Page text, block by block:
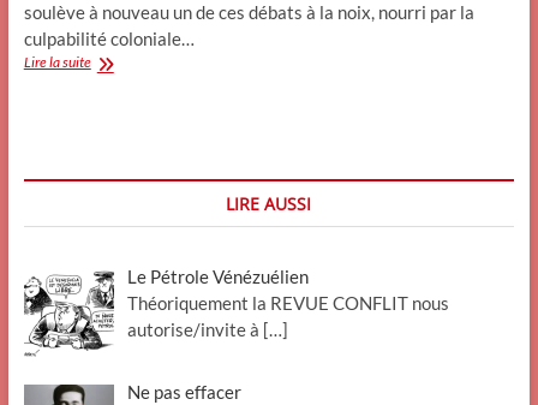
soulève à nouveau un de ces débats à la noix, nourri par la
culpabilité coloniale…
Lire la suitePolémique
LIRE AUSSI
Le Pétrole Vénézuélien
Théoriquement la REVUE CONFLIT nous
autorise/invite à […]
Ne pas effacer